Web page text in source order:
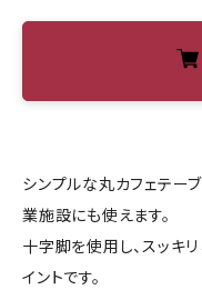
シンプルな丸カフェテー
業施設にも使えます。
十字脚を使用し、スッキ
イントです。